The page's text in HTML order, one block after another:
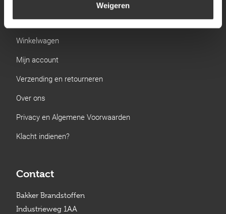
Weigeren
Links
Winkelwagen
Mijn account
Verzending en retourneren
Over ons
Privacy en Algemene Voorwaarden
Klacht indienen?
Contact
Bakker Brandstoffen
Industrieweg 1AA